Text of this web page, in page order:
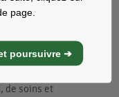
page.
poursuivre ➔
de soins et